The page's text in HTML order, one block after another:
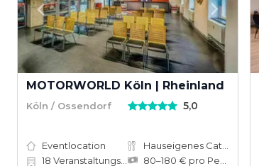
MOTORWORLD Köln | Rheinland
Köln / Ossendorf 5,0
Eventlocation
18 Veranstaltungsräume